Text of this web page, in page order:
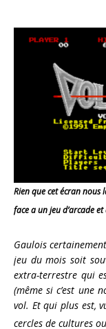
Rien que cet écran nous
face a un jeu d’arcade
Gaulois
jeu du mois soit
extra-terrestre qui
(même si c’est une
vol. Et qui plus est,
cercles de cultures